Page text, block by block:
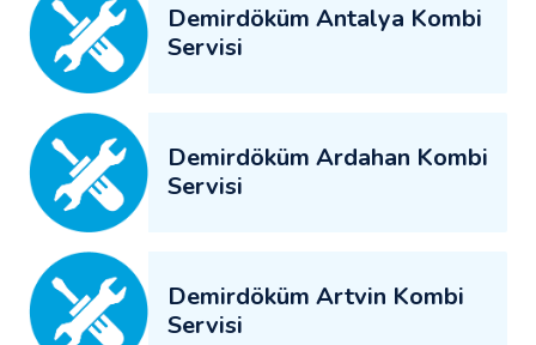
Demirdöküm Antalya Kombi
Servisi
Demirdöküm Ardahan Kombi
Servisi
Demirdöküm Artvin Kombi
Servisi